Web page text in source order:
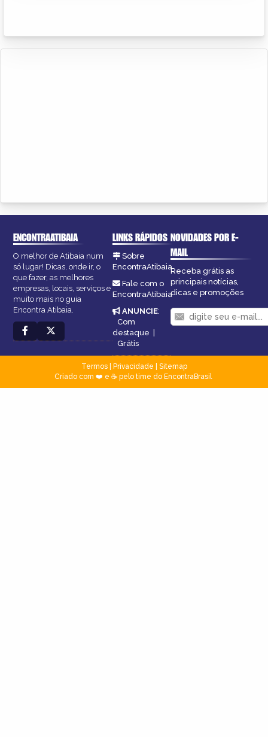
ENCONTRAATIBAIA
O melhor de Atibaia num
só lugar! Dicas, onde ir, o
que fazer, as melhores
empresas, locais, serviços e
muito mais no guia
Encontra Atibaia.
LINKS RÁPIDOS
Sobre
EncontraAtibaia
Fale com o
EncontraAtibaia
ANUNCIE:
Com
destaque |
Grátis
NOVIDADES POR E-
MAIL
Receba grátis as
principais notícias,
dicas e promoções
Termos| Privacidade
Sitemap
Criado com ❤️ e ☕ pelo time do EncontraBrasil